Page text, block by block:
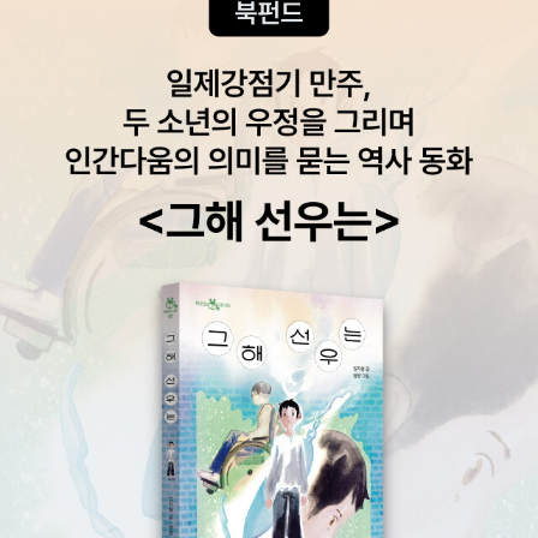
《꼬마 마녀》(오트프리트 프로이슬러 글·위니 겝하르트 가일러 그림/
dPreussler #WinnieGebhardtGayler #DiekleineHexe《종이비
행기》(하야시 아키코 그림·고바야시 미노루 글/박숙경 옮김, 한림출
판사,2008.6.3.)#こばやしみのる #小林實 #林明子 #かみひこ
룡소, 1996.7.15.첫/2013.12.15.51벌)#AMOS&BORIS #William
먼 그림/허미경 옮김, 비룡소, 2015.11.23.첫/2022.11.15.8벌)#Sp
arrowSocks #GeorgeSelden #PeterJLippman (1965년)《발
명가 매티》(에밀리 아놀드 맥컬리 글·그림/김고연주 옮김, 비룡소, 2
007.2.6.첫/2017.6.26.15벌)#MarvelousMattie #HowMargar
etEKnightBecameanInventor《세상에서 가장 큰 여자 아이 안젤
리카》(앤 이삭스 글·폴 젤린스키 그림/서애경 옮김, 비룡소, 2001.1
0.8.첫/2007.2.5.18벌)#SwampAngel #AnneIsaacs #PaulOZ
elinsky《흉내쟁이 꼬마 발레리나》(페트리샤 리 고흐 글·이치카와 사
r : Peter Sís ☆ Rapunzel : Paul O. Zelinsky [1998] * 칼
There Was an Old Lady Who Swallowed a Fly : Simms Tab
ack ☆ Snowflake Bentley : Jacqueline Briggs Martin/M
ary Azarian(그림) [1999] * 칼데콧 아너 * Duke Ellington : An
drea Davis Pinkney/Brian Pinkney(그림) No, David! : David
ox : Peter Sís ☆ Joseph Had a Little Overcoat : Simms
Taback [2000] * 칼데콧 아너 * A Child's Calendar : John U
pdike/Trina Schart Hyman(그림) Sector 7 : David Wiesner
When Sophie Gets Angry-Really, Really Angry : Molly Ban
ney(개작,그림)